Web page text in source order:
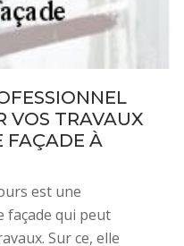
VOS TRAVAUX
FAÇADE À
est une
façade qui peut
Sur ce, elle